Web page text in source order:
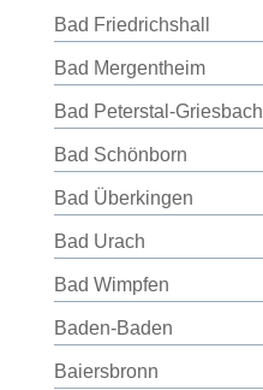
Bad Friedrichshall
Bad Mergentheim
Bad Peterstal-Griesbach
Bad Schönborn
Bad Überkingen
Bad Urach
Bad Wimpfen
Baden-Baden
Baiersbronn